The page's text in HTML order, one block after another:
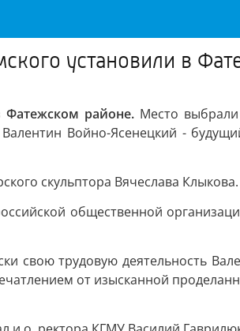
установили в
Фатежском районе. Место
Войно-Ясенецкий -
скульптора Вячеслава Клыкова.
общественной
свою трудовую деятельность
от изысканной